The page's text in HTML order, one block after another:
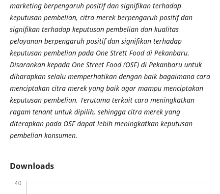
marketing berpengaruh positif dan signifikan terhadap
keputusan pembelian, citra merek berpengaruh positif dan
signifikan terhadap keputusan pembelian dan kualitas
pelayanan berpengaruh positif dan signifikan terhadap
keputusan pembelian pada One Strett Food di Pekanbaru.
Disarankan kepada One Street Food (OSF) di Pekanbaru untuk
diharapkan selalu memperhatikan dengan baik bagaimana cara
menciptakan citra merek yang baik agar mampu menciptakan
keputusan pembelian. Terutama terkait cara meningkatkan
ragam tenant untuk dipilih, sehingga citra merek yang
diterapkan pada OSF dapat lebih meningkatkan keputusan
pembelian konsumen.
Downloads